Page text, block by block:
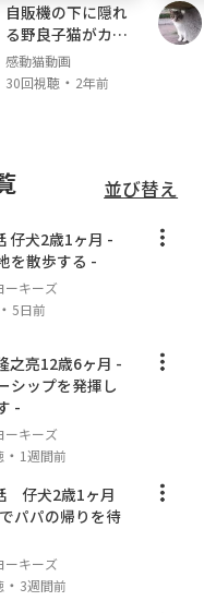
自販機の下に隠れ
る野良子猫がカワ
イイ
感動猫動画
30回視聴・ 2年前
並び替え
仔犬2歳1ヶ月 -
を散歩する -
ーキーズ
・5日前
之亮12歳6ヶ月 -
シップを発揮し
-
ーキーズ
・ 1週間前
仔犬2歳1ヶ月
ーキーズ
・ 3週間前